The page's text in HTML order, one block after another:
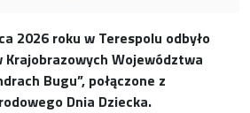
2026 roku w Terespolu odbyło
Krajobrazowych Województwa
Bugu”, połączone z
Dnia Dziecka.